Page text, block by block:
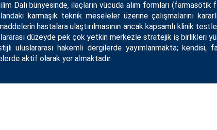
Dalı bünyesinde, ilaçların vücuda alım formları (farmasötik
karmaşık teknik meseleler üzerine çalışmalarını
hastalara ulaştırılmasının ancak kapsamlı klinik
düzeyde pek çok yetkin merkezle stratejik iş birlikleri
uluslararası hakemli dergilerde yayımlanmakta; kendisi,
aktif olarak yer almaktadır.